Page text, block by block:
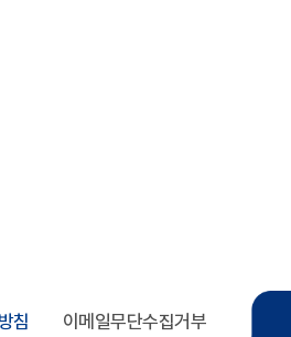
침 이메일무단수집거부